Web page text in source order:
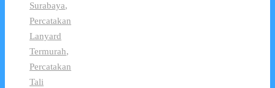
Surabaya,
Percatakan
Lanyard
Termurah,
Percatakan
Tali